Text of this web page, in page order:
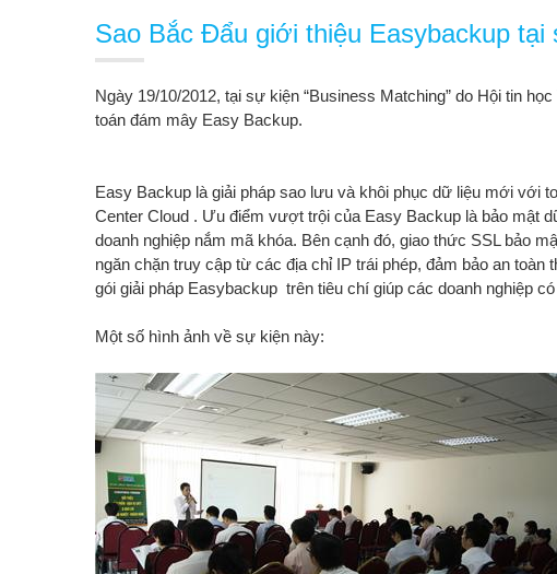
Sao Bắc Đẩu giới thiệu Easybackup tại
Ngày 19/10/2012, tại sự kiện “Business Matching” do Hội tin
toán đám mây Easy Backup.
Easy Backup là giải pháp sao lưu và khôi phục dữ liệu mới với
Center Cloud . Ưu điểm vượt trội của Easy Backup là bảo mật
doanh nghiệp nắm mã khóa. Bên cạnh đó, giao thức SSL bảo
ngăn chặn truy cập từ các địa chỉ IP trái phép, đảm bảo an
gói giải pháp Easybackup trên tiêu chí giúp các doanh nghiệp
Một số hình ảnh về sự kiện này: